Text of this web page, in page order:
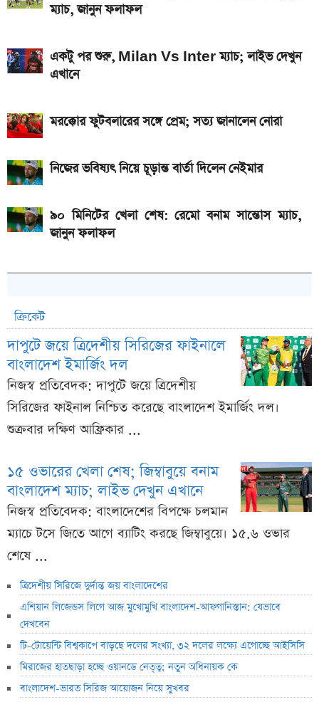
ম্যাচ, জানুন ফলাফল
একটু পর শুরু, Milan Vs Inter ম্যাচ; লাইভ দেখুন
এখানে
মরক্কোর ফুটবলারের সঙ্গে প্রেম; সত্য জানালেন নোরা
নিজের ভবিষ্যৎ নিয়ে চূড়ান্ত বার্তা দিলেন নেইমার
৯০ মিনিটের খেলা শেষ: রেমো বনাম সান্তোস ম্যাচ,
জানুন ফলাফল
ক্রিকেট
দাপুটে জয়ে ত্রিদেশীয় সিরিজের ফাইনালে
বাংলাদেশ ইমার্জিং দল
নিজস্ব প্রতিবেদক: দাপুটে জয়ে ত্রিদেশীয়
সিরিজের ফাইনাল নিশ্চিত করেছে বাংলাদেশ ইমার্জিং দল।
শুক্রবার দক্ষিণ আফ্রিকার ...
১৫ ওভারের খেলা শেষ; জিম্বাবুয়ে বনাম
বাংলাদেশ ম্যাচ; লাইভ দেখুন এখানে
নিজস্ব প্রতিবেদক: বাংলাদেশের বিপক্ষে চলমান
ম্যাচে টসে জিতে আগে ব্যাটিং করছে জিম্বাবুয়ে। ১৫.৬ ওভার
শেষে ...
ত্রিদেশীয় সিরিজে দুর্দান্ত জয় বাংলাদেশের
এশিয়ান লিজেন্ডস লিগে আজ মুখোমুখি বাংলাদেশ-আফগানিস্তান: যেভাবে
দেখবেন
টি-টোয়েন্টি বিশ্বকাপে বাড়ছে দলের সংখ্যা, ৩২ দলের লক্ষ্যে এগোচ্ছে আইসিসি
মিরাজের হাতছাড়া হচ্ছে ওয়ানডে নেতৃত্ব; নতুন অধিনায়ক কে
বাংলাদেশ-ভারত সিরিজ আয়োজন নিয়ে সুখবর